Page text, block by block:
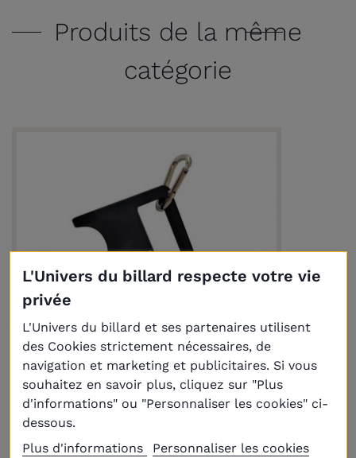
Produits de la même
catégorie
Support de queues Noir pour 3 queues
30,00 €
L'Univers du billard respecte votre vie
privée
L'Univers du billard et ses partenaires utilisent
des Cookies strictement nécessaires, de
navigation et marketing et publicitaires. Si vous
souhaitez en savoir plus, cliquez sur "Plus
d'informations" ou "Personnaliser les cookies" ci-
dessous.
Plus d'informations
Personnaliser les cookies